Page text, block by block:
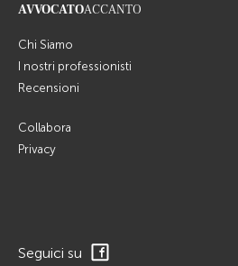
AVVOCATOACCANTO
Chi Siamo
I nostri professionisti
Recensioni
Collabora
Privacy
Seguici su